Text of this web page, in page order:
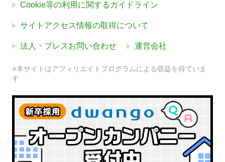
Cookie等の利用に関するガイドライン
サイトアクセス情報の取得について
法人・プレスお問い合わせ 運営会社
※本サイトはアフィリエイトプログラムによる収益を得ていま
す